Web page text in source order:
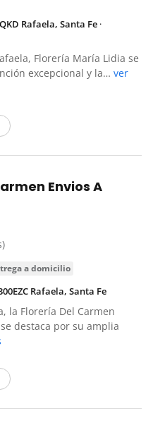
Rafaela, Santa Fe ·
Florería María Lidia se
excepcional y la… ver
Envios A
a domicilio
Rafaela, Santa Fe
la Florería Del Carmen
destaca por su amplia